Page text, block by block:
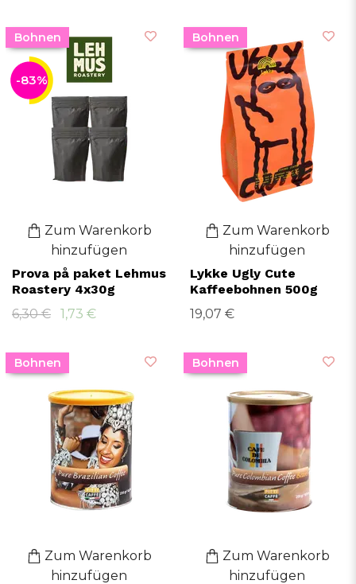
Bohnen
-83%
Zum Warenkorb
hinzufügen
Prova på paket Lehmus
Roastery 4x30g
6,30 €
1,73 €
Bohnen
Zum Warenkorb
hinzufügen
Lykke Ugly Cute
Kaffeebohnen 500g
19,07 €
Bohnen
Zum Warenkorb
hinzufügen
Bohnen
Zum Warenkorb
hinzufügen